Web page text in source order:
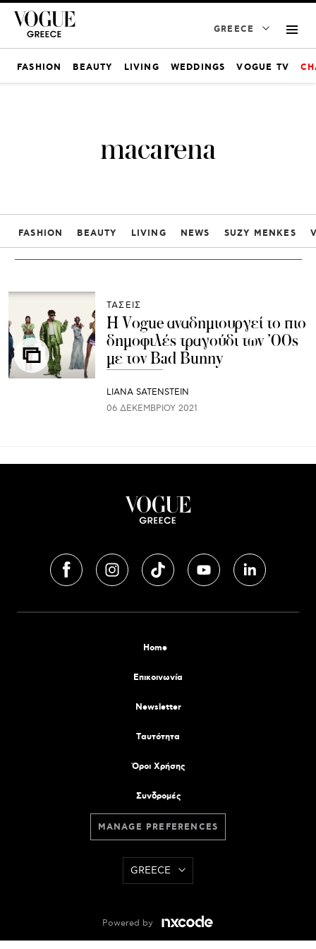
GREECE
FASHION BEAUTY LIVING WEDDINGS VOGUE TV
macarena
FASHION BEAUTY LIVING NEWS SUZY MENKES
ΤΑΣΕΙΣ
H Vogue αναδημιουργεί το πιο
δημοφιλές τραγούδι των ’00s
με τον Bad Bunny
LIANA SATENSTEIN
06 ΔΕΚΕΜΒΡΊΟΥ 2021
Home
Επικοινωνία
Newsletter
Tαυτότητα
Όροι Χρήσης
Συνδρομές
MANAGE PREFERENCES
GREECE
Powered by